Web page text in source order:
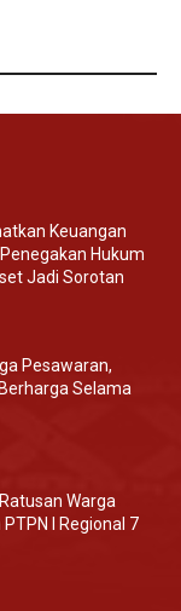
Keuangan
Hukum
Jadi Sorotan
Pesawaran,
Selama
Warga
I Regional 7